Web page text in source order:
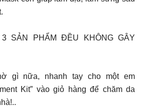
SẢN PHẨM ĐỀU KHÔNG GÂY
gì nữa, nhanh tay cho một em
Kit” vào giỏ hàng để chăm da